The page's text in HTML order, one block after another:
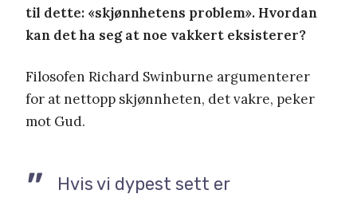
til dette: «skjønnhetens problem». Hvordan
kan det ha seg at noe vakkert eksisterer?
Filosofen Richard Swinburne argumenterer
for at nettopp skjønnheten, det vakre, peker
mot Gud.
Hvis vi dypest sett er